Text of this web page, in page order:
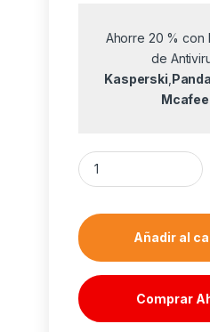
Ahorre 20 % con
de
Kasperski Panda
Mcafee
PC Gaming HP Omen
Añadir al
Comprar